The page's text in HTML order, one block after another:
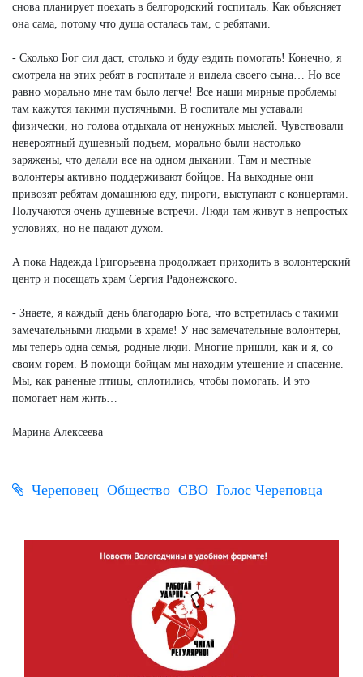
снова планирует поехать в белгородский госпиталь. Как объясняет
она сама, потому что душа осталась там, с ребятами.
- Сколько Бог сил даст, столько и буду ездить помогать! Конечно, я
смотрела на этих ребят в госпитале и видела своего сына… Но все
равно морально мне там было легче! Все наши мирные проблемы
там кажутся такими пустячными. В госпитале мы уставали
физически, но голова отдыхала от ненужных мыслей. Чувствовали
невероятный душевный подъем, морально были настолько
заряжены, что делали все на одном дыхании. Там и местные
волонтеры активно поддерживают бойцов. На выходные они
привозят ребятам домашнюю еду, пироги, выступают с концертами.
Получаются очень душевные встречи. Люди там живут в непростых
условиях, но не падают духом.
А пока Надежда Григорьевна продолжает приходить в волонтерский
центр и посещать храм Сергия Радонежского.
- Знаете, я каждый день благодарю Бога, что встретилась с такими
замечательными людьми в храме! У нас замечательные волонтеры,
мы теперь одна семья, родные люди. Многие пришли, как и я, со
своим горем. В помощи бойцам мы находим утешение и спасение.
Мы, как раненые птицы, сплотились, чтобы помогать. И это
помогает нам жить…
Марина Алексеева
Череповец Общество СВО Голос Череповца